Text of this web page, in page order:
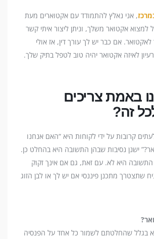
, אני נאלץ להתמודד עם אקטוארים מעת
למצוא אקטואר משלך, וניתן ליצור איתי קשר
אם כבר יש לך עורך דין, אז אולי
לאיזה אקטואר יהיה טוב לטפל בתיק שלך.
באמת צריכים
זה?
קרובות על ידי לקוחות היא “האם אנחנו
ישנן נסיבות שבהן התשובה היא בהחלט כן.
התשובה היא לא. עם זאת, גם אם אינך זקוק
שתצטרך מתכנן פיננסי אם יש לך או לבן הזוג
בגלל שהחלטתם לשמור כל אחד על הפנסיה